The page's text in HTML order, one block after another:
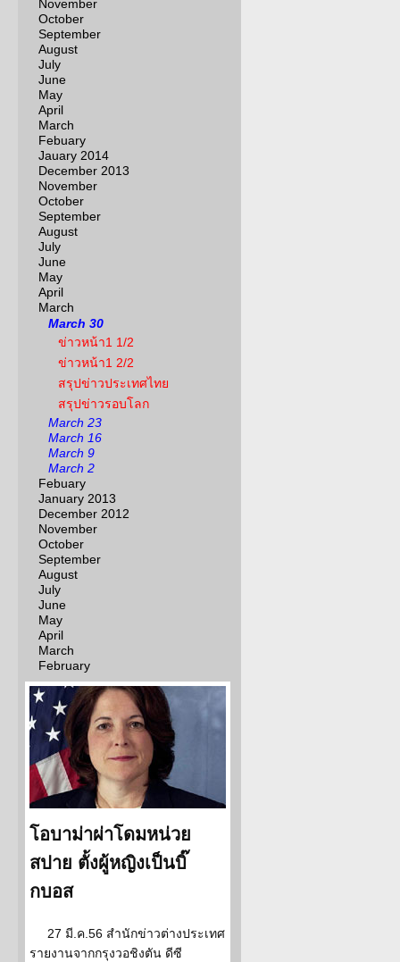
November
October
September
August
July
June
May
April
March
Febuary
Jauary 2014
December 2013
November
October
September
August
July
June
May
April
March
March 30
ข่าวหน้า1 1/2
ข่าวหน้า1 2/2
สรุปข่าวประเทศไทย
สรุปข่าวรอบโลก
March 23
March 16
March 9
March 2
Febuary
January 2013
December 2012
November
October
September
August
July
June
May
April
March
February
โอบาม่าผ่าโดมหน่วย
สปาย ตั้งผู้หญิงเป็นบิ๊
กบอส
27 มี.ค.56 สำนักข่าวต่างประเทศ
รายงานจากกรุงวอชิงตัน ดีซี